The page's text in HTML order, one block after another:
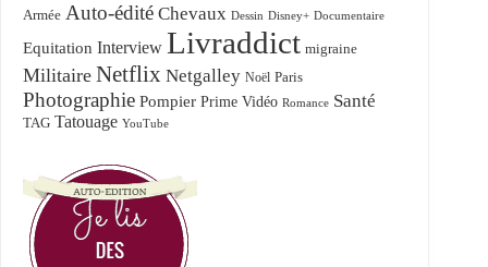
Armée Auto-édité Chevaux Dessin Disney+ Documentaire
Equitation Interview Livraddict migraine
Militaire Netflix Netgalley Noël Paris
Photographie Pompier Prime Vidéo Romance Santé
TAG Tatouage YouTube